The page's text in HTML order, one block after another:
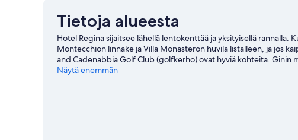
Tietoja alueesta
Hotel Regina sijaitsee lähellä lentokenttää ja yksityisellä
Montecchion linnake ja Villa Monasteron huvila listalleen, ja jos
and Cadenabbia Golf Club (golfkerho) ovat hyviä kohteita. Ginin
arvoisia. Tutustu alueen vesiaktiviteetteihin, joihin kuuluu
Näytä enemmän